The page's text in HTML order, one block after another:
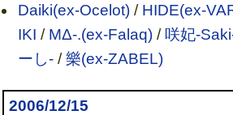
Daiki(ex-Ocelot)/ HIDE(ex-
IKI / MΔ-.(ex-Falaq)/咲妃-
ーし-/樂(ex-ZABEL)
2006/12/15